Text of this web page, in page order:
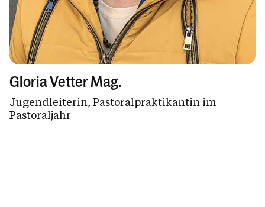
Gloria Vetter Mag.
Jugendleiterin, Pastoralpraktikantin im
Pastoraljahr